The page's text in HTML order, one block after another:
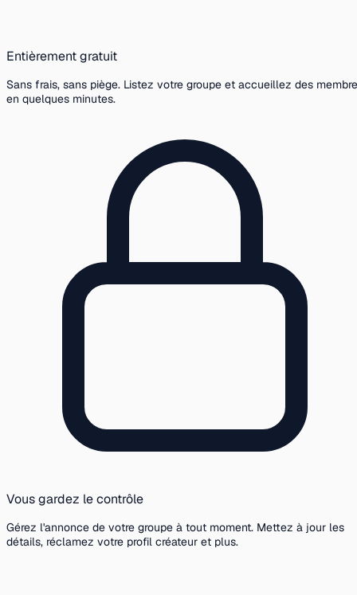
Entièrement gratuit
Sans frais, sans piège. Listez votre groupe et accueillez des
en quelques minutes.
Vous gardez le contrôle
Gérez l'annonce de votre groupe à tout moment. Mettez à jour les
détails, réclamez votre profil créateur et plus.